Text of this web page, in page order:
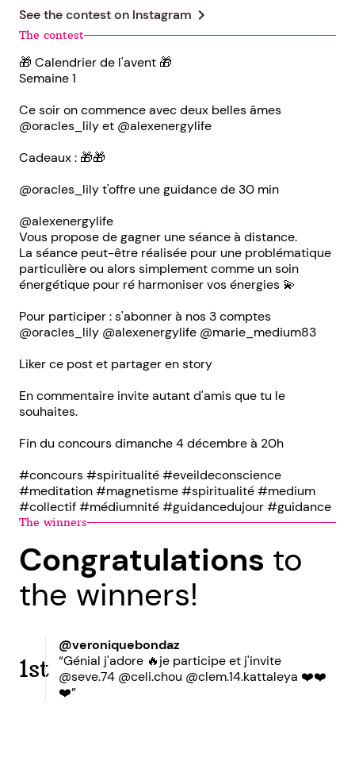
See the contest on Instagram chevron_right
The contest
🎁 Calendrier de l'avent 🎁
Semaine 1
Ce soir on commence avec deux belles âmes
@oracles_lily et @alexenergylife
Cadeaux : 🎁🎁
@oracles_lily t'offre une guidance de 30 min
@alexenergylife
Vous propose de gagner une séance à distance.
La séance peut-être réalisée pour une problématique
particulière ou alors simplement comme un soin
énergétique pour ré harmoniser vos énergies 💫
Pour participer : s'abonner à nos 3 comptes
@oracles_lily @alexenergylife @marie_medium83
Liker ce post et partager en story
En commentaire invite autant d'amis que tu le
souhaites.
Fin du concours dimanche 4 décembre à 20h
#concours #spiritualité #eveildeconscience
#meditation #magnetisme #spiritualité #medium
#collectif #médiumnité #guidancedujour #guidance
The winners
Congratulations to
the winners!
1st
@veroniquebondaz
“Génial j'adore 🔥je participe et j'invite
@seve.74 @celi.chou @clem.14.kattaleya ❤️❤️
❤️”